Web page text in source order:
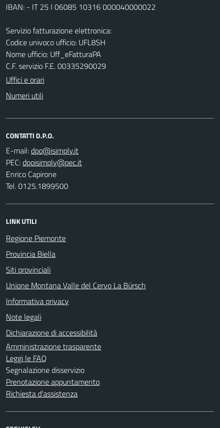
IBAN: - IT 25 I 06085 10316 000040000022
Servizio fatturazione elettronica:
Codice univoco ufficio: UFL8SH
Nome ufficio: Uff_eFatturaPA
C.F. servizio F.E. 00335290029
Uffici e orari
Numeri utili
CONTATTI D.P.O.
E-mail:
PEC:
Enrico Capirone
Tel. 0125.1899500
LINK UTILI
Regione Piemonte
Provincia Biella
Siti provinciali
Unione Montana Valle del Cervo La Bürsch
Informativa privacy
Note legali
Dichiarazione di accessibilità
Amministrazione trasparente
Leggi le FAQ
Segnalazione disservizio
Prenotazione appuntamento
Richiesta d'assistenza